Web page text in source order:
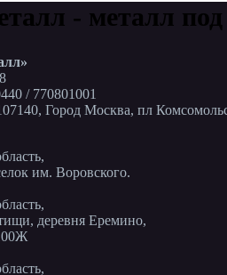
- металл под
/ 770801001
Город Москва, пл
им. Воровского.
деревня Еремино,